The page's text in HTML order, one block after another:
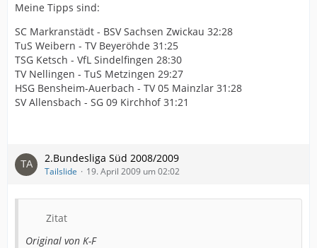
Meine Tipps sind:
SC Markranstädt - BSV Sachsen Zwickau 32:28
TuS Weibern - TV Beyeröhde 31:25
TSG Ketsch - VfL Sindelfingen 28:30
TV Nellingen - TuS Metzingen 29:27
HSG Bensheim-Auerbach - TV 05 Mainzlar 31:28
SV Allensbach - SG 09 Kirchhof 31:21
2.Bundesliga Süd 2008/2009
Tailslide 19. April 2009 um 02:02
Zitat
Original von K-F